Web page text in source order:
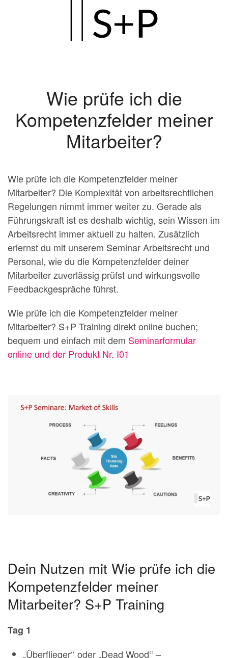
Wie prüfe ich die
Kompetenzfelder meiner
Mitarbeiter?
Wie prüfe ich die Kompetenzfelder meiner
Mitarbeiter? Die Komplexität von arbeitsrechtlichen
Regelungen nimmt immer weiter zu. Gerade als
Führungskraft ist es deshalb wichtig, sein Wissen im
Arbeitsrecht immer aktuell zu halten. Zusätzlich
erlernst du mit unserem Seminar Arbeitsrecht und
Personal, wie du die Kompetenzfelder deiner
Mitarbeiter zuverlässig prüfst und wirkungsvolle
Feedbackgespräche führst.
Wie prüfe ich die Kompetenzfelder meiner
Mitarbeiter? S+P Training direkt online buchen;
bequem und einfach mit dem Seminarformular
online und der Produkt Nr. I01
Dein Nutzen mit Wie prüfe ich die
Kompetenzfelder meiner
Mitarbeiter? S+P Training
Tag 1
„Überflieger‘‘ oder „Dead Wood‘‘ –